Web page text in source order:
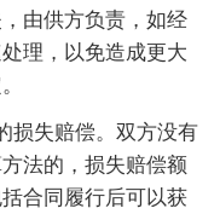
由供方负责，如经
理，以免造成更大
损失赔偿。双方没有
法的，损失赔偿额
合同履行后可以获